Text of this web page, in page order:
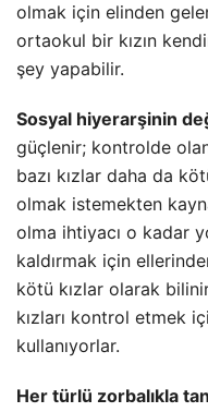
olmak için elinden
ortaokul bir kızın
şey yapabilir.
Sosyal hiyerarşinin
güçlenir; kontrolde
bazı kızlar daha da
olmak istemekten
olma ihtiyacı o kadar
kaldırmak için
kötü kızlar olarak
kızları kontrol etmek
kullanıyorlar.
Her türlü zorbalıkla